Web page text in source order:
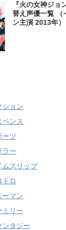
『火の女神ジョ
替え声優一覧 （
ン主演 2013年）
ション
ペンス
ーツ
ラー
ムスリップ
ドロ
ーマン
ミリー
ンタジー